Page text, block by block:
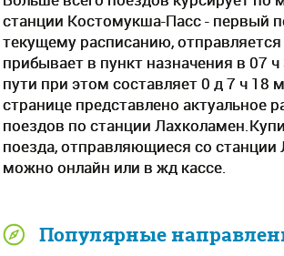
станции Костомукша-Пасс - первый
текущему расписанию,
прибывает в пункт назначения в 07
пути при этом составляет 0 д 7 ч 18
странице представлено актуальное
поездов по станции
поезда, отправляющиеся со станции
можно онлайн или в жд кассе.
Популярные